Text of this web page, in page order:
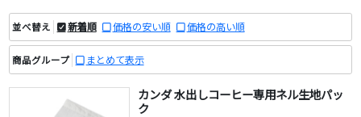
並べ替え 新着順 価格の安い順 価格の高い順
商品グループ まとめて表示
カンダ 水出しコーヒー専用ネル生地パッ
ク